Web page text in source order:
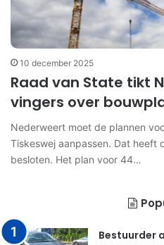
10 december 2025
Raad van State tikt
vingers over
Nederweert moet de plannen
Tiskeswej aanpassen. Dat heeft
besloten. Het plan voor 44…
Bestuurder